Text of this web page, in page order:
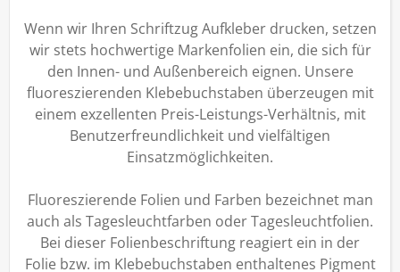
Wenn wir Ihren Schriftzug Aufkleber drucken, setzen
wir stets hochwertige Markenfolien ein, die sich für
den Innen- und Außenbereich eignen. Unsere
fluoreszierenden Klebebuchstaben überzeugen mit
einem exzellenten Preis-Leistungs-Verhältnis, mit
Benutzerfreundlichkeit und vielfältigen
Einsatzmöglichkeiten.
Fluoreszierende Folien und Farben bezeichnet man
auch als Tagesleuchtfarben oder Tagesleuchtfolien.
Bei dieser Folienbeschriftung reagiert ein in der
Folie bzw. im Klebebuchstaben enthaltenes Pigment